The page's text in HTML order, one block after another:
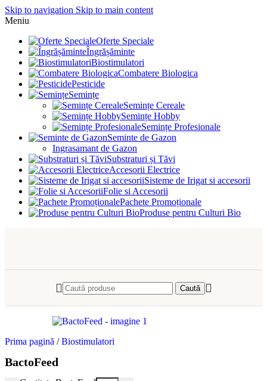
Skip to navigation Skip to main content
Meniu
Oferte Speciale
Îngrășăminte
Biostimulatori
Combatere Biologica
Pesticide
Semințe
Semințe Cereale
Semințe Hobby
Semințe Profesionale
Seminte de Gazon
Ingrasamant de Gazon
Substraturi și Tăvi
Accesorii Electrice
Sisteme de Irigat si accesorii
Folie si Accesorii
Pachete Promoționale
Produse pentru Culturi Bio
Caută
Prima pagină / Biostimulatori
BactoFeed